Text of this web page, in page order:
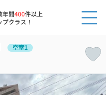
年間400件以上
クラス！
空室1